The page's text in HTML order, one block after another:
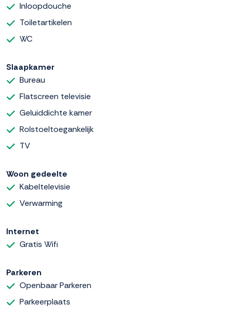
Inloopdouche
Toiletartikelen
WC
Slaapkamer
Bureau
Flatscreen televisie
Geluiddichte kamer
Rolstoeltoegankelijk
TV
Woon gedeelte
Kabeltelevisie
Verwarming
Internet
Gratis Wifi
Parkeren
Openbaar Parkeren
Parkeerplaats